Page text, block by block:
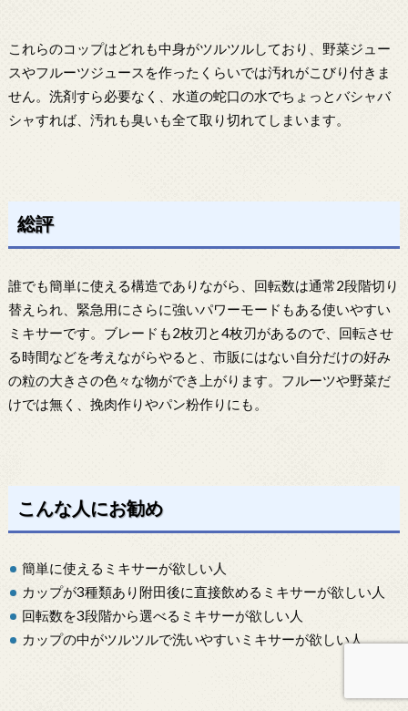
これらのコップはどれも中身がツルツルしており、野菜ジュー
スやフルーツジュースを作ったくらいでは汚れがこびり付きま
せん。洗剤すら必要なく、水道の蛇口の水でちょっとバシャバ
シャすれば、汚れも臭いも全て取り切れてしまいます。
総評
誰でも簡単に使える構造でありながら、回転数は通常2段階切り
替えられ、緊急用にさらに強いパワーモードもある使いやすい
ミキサーです。ブレードも2枚刃と4枚刃があるので、回転させ
る時間などを考えながらやると、市販にはない自分だけの好み
の粒の大きさの色々な物ができ上がります。フルーツや野菜だ
けでは無く、挽肉作りやパン粉作りにも。
こんな人にお勧め
簡単に使えるミキサーが欲しい人
カップが3種類あり附田後に直接飲めるミキサーが欲しい人
回転数を3段階から選べるミキサーが欲しい人
カップの中がツルツルで洗いやすいミキサーが欲しい人